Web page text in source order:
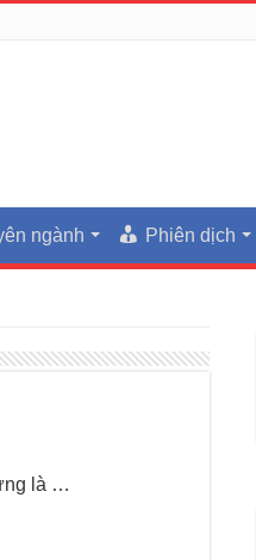
ngành Phiên dịch
là …